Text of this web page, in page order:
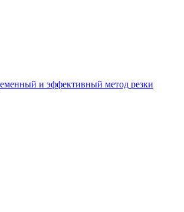
и эффективный метод резки